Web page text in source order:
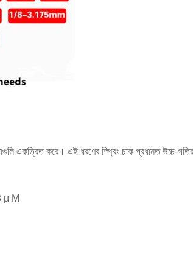
একত্রিত করে। এই ধরণের স্প্রিং চাক প্রধানত উচ্চ-
μ M